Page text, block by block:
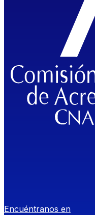
Encuéntranos en